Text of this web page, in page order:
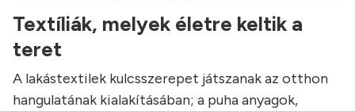
Textíliák, melyek életre keltik a
teret
A lakástextilek kulcsszerepet játszanak az otthon
hangulatának kialakításában; a puha anyagok,